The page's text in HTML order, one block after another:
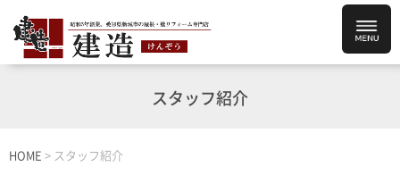
スタッフ紹介
HOME > スタッフ紹介